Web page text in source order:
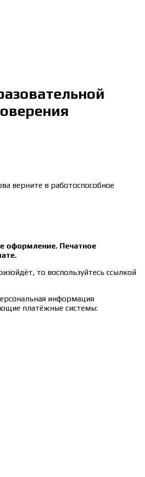
верните в работоспособное
оформление. Печатное
то воспользуйтесь ссылкой
информация
платёжные системы: